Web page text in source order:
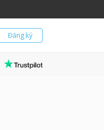
Đăng ký